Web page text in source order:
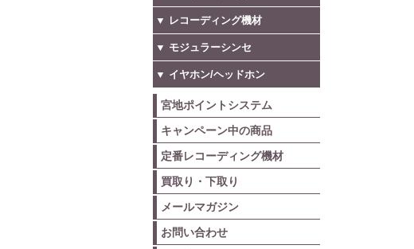
▼ レコーディング機材
▼ モジュラーシンセ
▼ イヤホン/ヘッドホン
宮地ポイントシステム
キャンペーン中の商品
定番レコーディング機材
買取り・下取り
メールマガジン
お問い合わせ